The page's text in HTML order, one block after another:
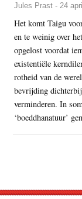
Jules Prast - 24
Het komt Taigu
en te weinig over
opgelost voordat
existentiële
rotheid van de
bevrijding
verminderen. In
‘boeddhanatuur’